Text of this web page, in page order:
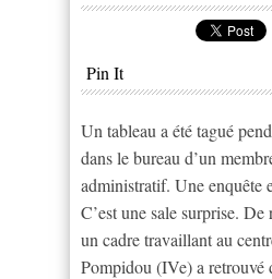
Pin It
Un tableau a été tagué
dans le bureau d’un
administratif. Une enquête
C’est une sale surprise. De
un cadre travaillant au
Pompidou (IVe) a retrouvé